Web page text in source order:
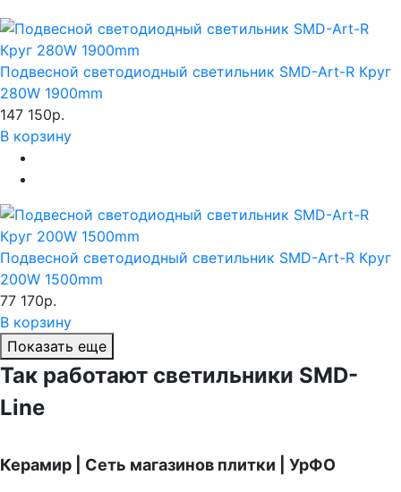
Подвесной светодиодный светильник SMD-Art-R Круг
280W 1900mm
147 150р.
В корзину
Подвесной светодиодный светильник SMD-Art-R Круг
200W 1500mm
77 170р.
В корзину
Показать еще
Так работают светильники SMD-
Line
Керамир | Сеть магазинов плитки | УрФО